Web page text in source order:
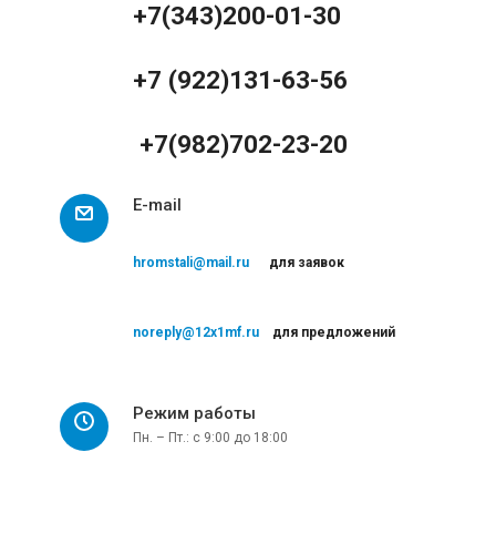
+7(343)200-01-30
+7 (922)131-63-56
+7(982)702-23-20
E-mail
hromstali@mail.ru для заявок
noreply@12x1mf.ru для предложений
Режим работы
Пн. – Пт.: с 9:00 до 18:00